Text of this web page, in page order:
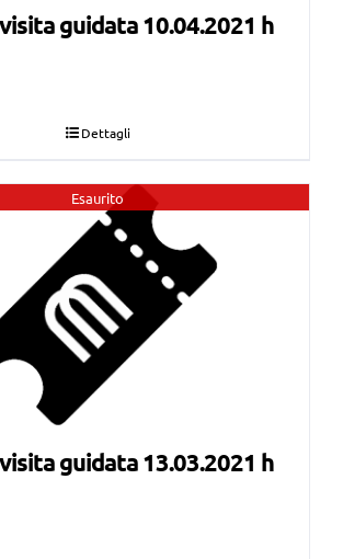
guidata 10.04.2021 h
Dettagli
Esaurito
guidata 13.03.2021 h